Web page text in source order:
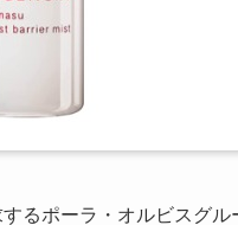
るポーラ・オルビスグ